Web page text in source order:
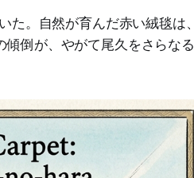
。自然が育んだ赤い絨毯は、
倒が、やがて尾久をさらなる